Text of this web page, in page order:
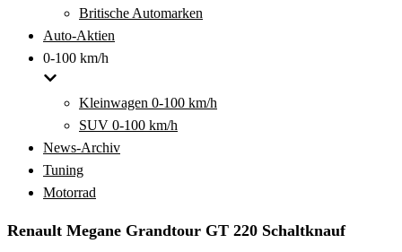
Britische Automarken
Auto-Aktien
0-100 km/h
Kleinwagen 0-100 km/h
SUV 0-100 km/h
News-Archiv
Tuning
Motorrad
Renault Megane Grandtour GT 220 Schaltknauf